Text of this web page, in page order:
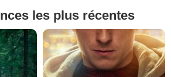
les plus récentes